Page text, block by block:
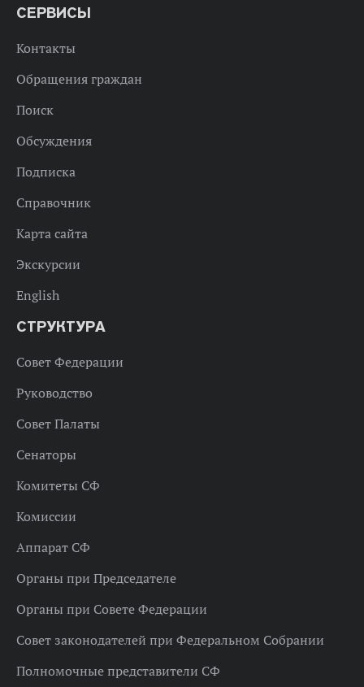
СЕРВИСЫ
Контакты
Обращения граждан
Поиск
Обсуждения
Подписка
Справочник
Карта сайта
Экскурсии
English
СТРУКТУРА
Совет Федерации
Руководство
Совет Палаты
Сенаторы
Комитеты СФ
Комиссии
Аппарат СФ
Органы при Председателе
Органы при Совете Федерации
Совет законодателей при Федеральном Собрании
Полномочные представители СФ